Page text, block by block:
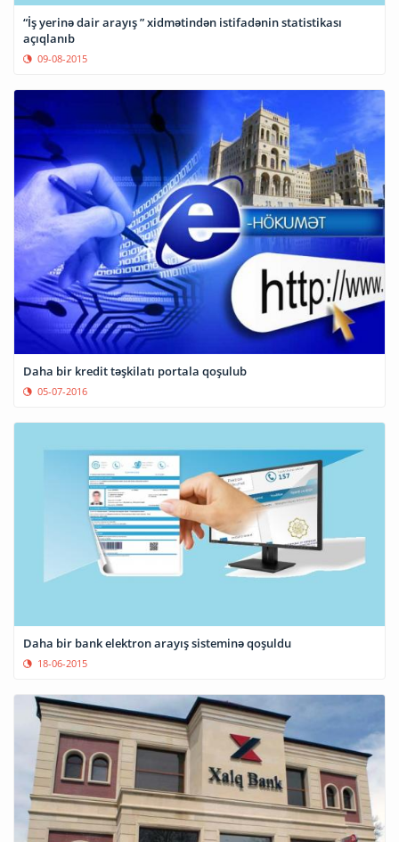
“İş yerinə dair arayış ” xidmətindən istifadənin statistikası
açıqlanıb
09-08-2015
Daha bir kredit təşkilatı portala qoşulub
05-07-2016
Daha bir bank elektron arayış sisteminə qoşuldu
18-06-2015